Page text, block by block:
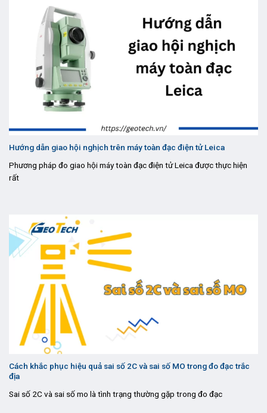
Hướng dẫn giao hội nghịch trên máy toàn đạc điện tử Leica
Phương pháp đo giao hội máy toàn đạc điện tử Leica được thực hiện
rất
Cách khắc phục hiệu quả sai số 2C và sai số MO trong đo đạc trắc
địa
Sai số 2C và sai số mo là tình trạng thường gặp trong đo đạc